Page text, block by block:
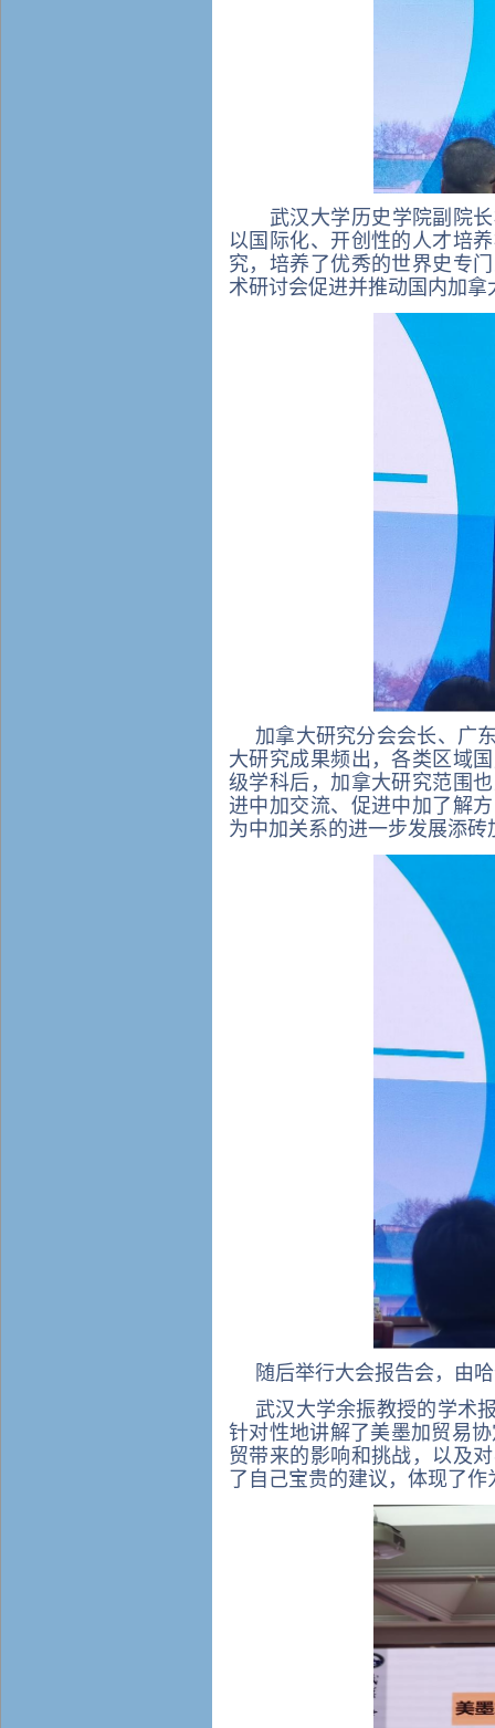
武汉大学历史学院副院
以国际化、开创性的人才培
究，培养了优秀的世界史专
术研讨会促进并推动国内加
加拿大研究分会会长、广
大研究成果频出，各类区域
级学科后，加拿大研究范围
进中加交流、促进中加了解
为中加关系的进一步发展添砖
随后举行大会报告会，由
武汉大学余振教授的学术
针对性地讲解了美墨加贸易
贸带来的影响和挑战，以及
了自己宝贵的建议，体现了